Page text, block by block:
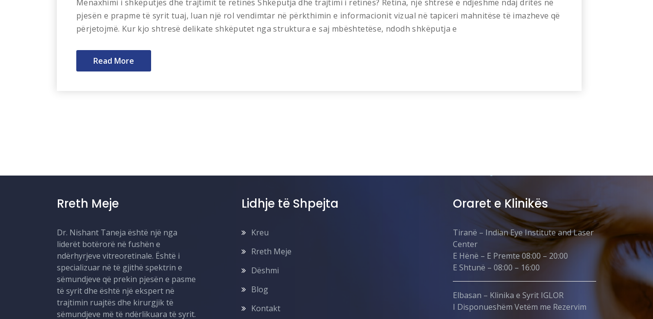
Menaxhimi i shkëputjes dhe trajtimit të retinës Shkëputja dhe trajtimi i retinës? Retina, një shtresë e ndjeshme ndaj dritës në
pjesën e prapme të syrit tuaj, luan një rol vendimtar në përkthimin e informacionit vizual në tapiceri mahnitëse të imazheve që
përjetojmë. Kur kjo shtresë delikate shkëputet nga struktura e saj mbështetëse, ndodh shkëputja e
Read More
Rreth Meje
Dr. Nishant Taneja është një nga
liderët botërorë në fushën e
ndërhyrjeve vitreoretinale. Është i
specializuar në të gjithë spektrin e
sëmundjeve që prekin pjesën e pasme
të syrit dhe është një ekspert në
trajtimin ruajtës dhe kirurgjik të
sëmundjeve më të ndërlikuara të syrit.
Lidhje të Shpejta
Kreu
Rreth Meje
Dëshmi
Blog
Kontakt
Oraret e Klinikës
Tiranë – Indian Eye Institute and Laser
Center
E Hënë – E Premte 08:00 – 20:00
E Shtunë – 08:00 – 16:00
Elbasan – Klinika e Syrit IGLOR
I Disponueshëm Vetëm me Rezervim